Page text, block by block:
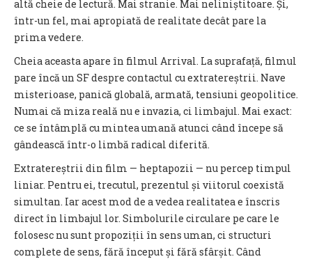
altă cheie de lectură. Mai stranie. Mai neliniștitoare. Și,
într-un fel, mai apropiată de realitate decât pare la
prima vedere.
Cheia aceasta apare în filmul Arrival. La suprafață, filmul
pare încă un SF despre contactul cu extratereștrii. Nave
misterioase, panică globală, armată, tensiuni geopolitice.
Numai că miza reală nu e invazia, ci limbajul. Mai exact:
ce se întâmplă cu mintea umană atunci când începe să
gândească într-o limbă radical diferită.
Extratereștrii din film — heptapozii — nu percep timpul
liniar. Pentru ei, trecutul, prezentul și viitorul coexistă
simultan. Iar acest mod de a vedea realitatea e înscris
direct în limbajul lor. Simbolurile circulare pe care le
folosesc nu sunt propoziții în sens uman, ci structuri
complete de sens, fără început și fără sfârșit. Când